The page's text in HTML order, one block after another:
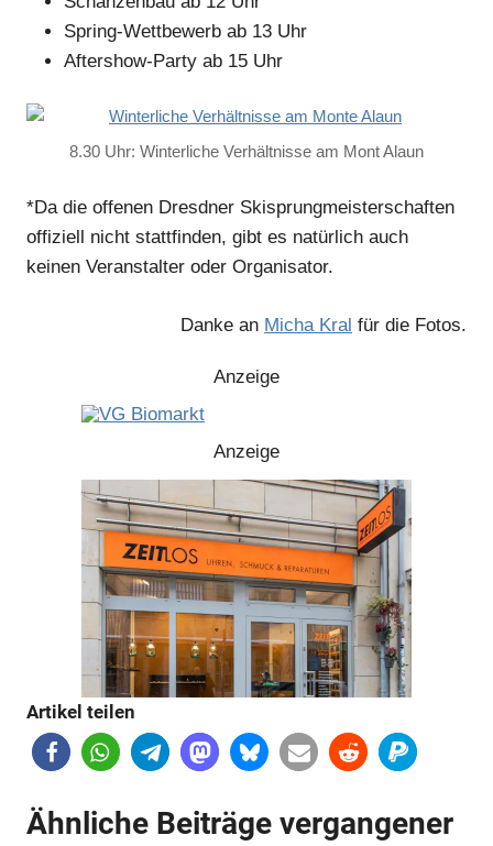
Spring-Wettbewerb ab 13 Uhr
Aftershow-Party ab 15 Uhr
8.30 Uhr: Winterliche Verhältnisse am Mont Alaun
*Da die offenen Dresdner Skisprungmeisterschaften
offiziell nicht stattfinden, gibt es natürlich auch
keinen Veranstalter oder Organisator.
Danke an Micha Kral für die Fotos.
Anzeige
Anzeige
Artikel teilen
Ähnliche Beiträge vergangener